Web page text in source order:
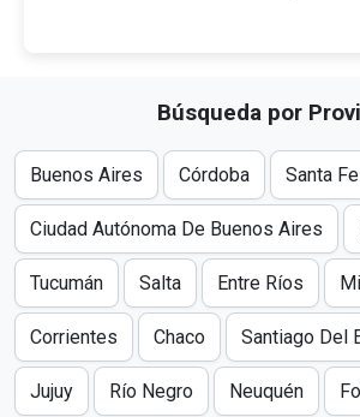
Búsqueda por
Buenos Aires Córdoba Santa Fe
Ciudad Autónoma De Buenos Aires
Tucumán Salta Entre Ríos
Corrientes Chaco Santiago Del
Jujuy Río Negro Neuquén